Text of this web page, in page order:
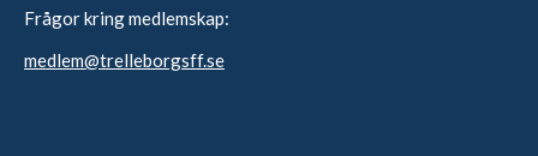
Frågor kring medlemskap:
medlem@trelleborgsff.se